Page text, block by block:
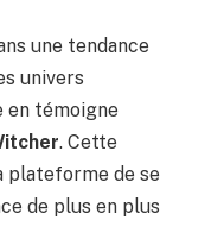
une tendance
univers
en témoigne
. Cette
plateforme de se
de plus en plus